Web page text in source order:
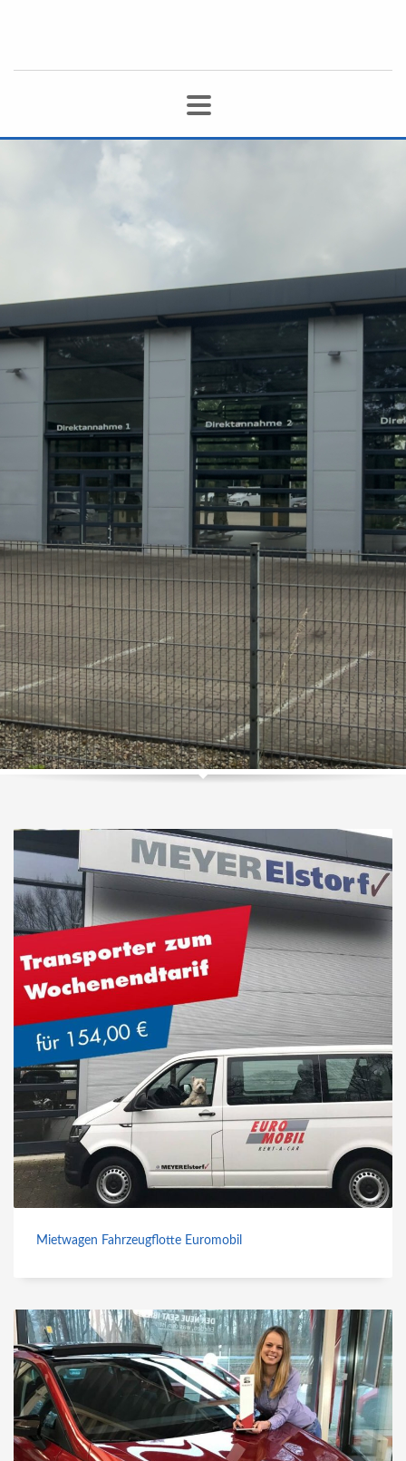
Mietwagen Fahrzeugflotte Euromobil